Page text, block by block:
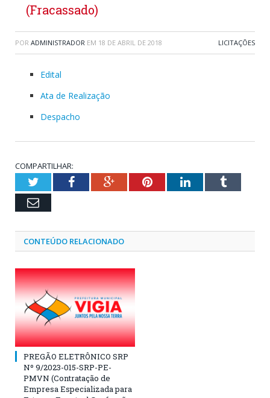
(Fracassado)
POR ADMINISTRADOR EM 18 DE ABRIL DE 2018 LICITAÇÕES
Edital
Ata de Realização
Despacho
COMPARTILHAR:
TwitterFacebookGoogle+PinterestLinkedInTumblr
Email
CONTEÚDO RELACIONADO
PREGÃO ELETRÔNICO SRP
Nº 9/2023-015-SRP-PE-
PMVN (Contratação de
Empresa Especializada para